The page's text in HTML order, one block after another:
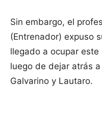
Sin embargo, el
(Entrenador) expuso
llegado a ocupar este
luego de dejar atrás
Galvarino y Lautaro.